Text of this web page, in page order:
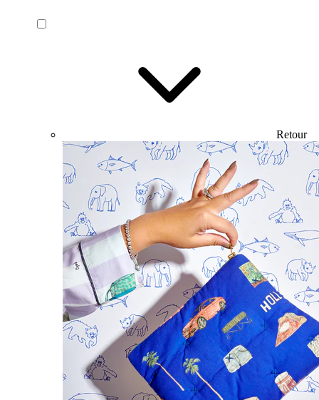
Retour